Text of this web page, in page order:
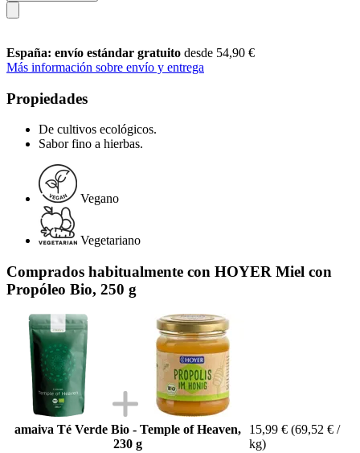
España: envío estándar gratuito desde 54,90 €
Más información sobre envío y entrega
Propiedades
De cultivos ecológicos.
Sabor fino a hierbas.
Vegano
Vegetariano
Comprados habitualmente con HOYER Miel con
Propóleo Bio, 250 g
amaiva Té Verde Bio - Temple of Heaven,
230 g
15,99 € (69,52 € /
kg)